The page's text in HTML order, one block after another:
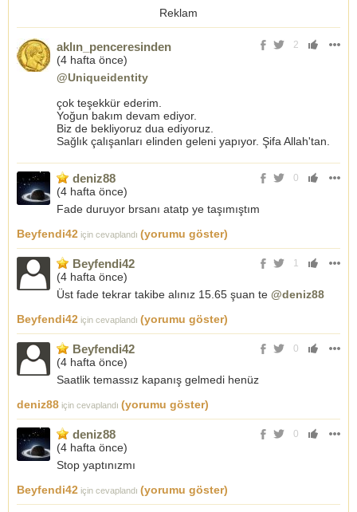
Reklam
2
aklın_penceresinden
(4 hafta önce)
@Uniqueidentity
çok teşekkür ederim.
Yoğun bakım devam ediyor.
Biz de bekliyoruz dua ediyoruz.
Sağlık çalışanları elinden geleni yapıyor. Şifa Allah'tan.
0
deniz88
(4 hafta önce)
Fade duruyor brsanı atatp ye taşımıştım
Beyfendi42 için cevaplandı (yorumu göster)
1
Beyfendi42
(4 hafta önce)
Üst fade tekrar takibe alınız 15.65 şuan te @deniz88
Beyfendi42 için cevaplandı (yorumu göster)
0
Beyfendi42
(4 hafta önce)
Saatlik temassız kapanış gelmedi henüz
deniz88 için cevaplandı (yorumu göster)
0
deniz88
(4 hafta önce)
Stop yaptınızmı
Beyfendi42 için cevaplandı (yorumu göster)